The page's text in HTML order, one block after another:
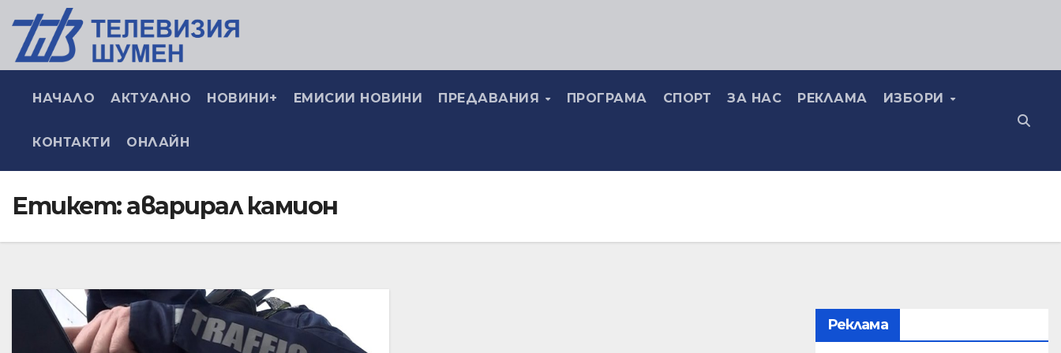
НАЧАЛО АКТУАЛНО НОВИНИ+ ЕМИСИИ НОВИНИ ПРЕДАВАНИЯ ПРОГРАМА СПОРТ ЗА НАС РЕКЛАМА ИЗБОРИ
КОНТАКТИ ОНЛАЙН
Етикет:аварирал камион
Реклама